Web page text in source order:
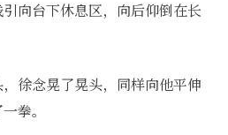
向台下休息区，向后仰倒在长
徐念晃了晃头，同样向他平伸
拳。